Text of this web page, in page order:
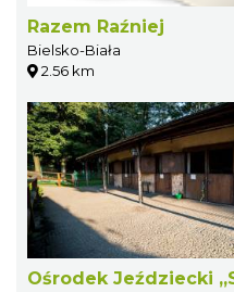
Razem Raźniej
Bielsko-Biała
2.56 km
Ośrodek Jeździecki